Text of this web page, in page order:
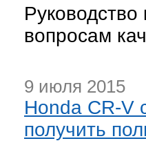
вопросам
9 июля 2015
Honda CR-V
получить